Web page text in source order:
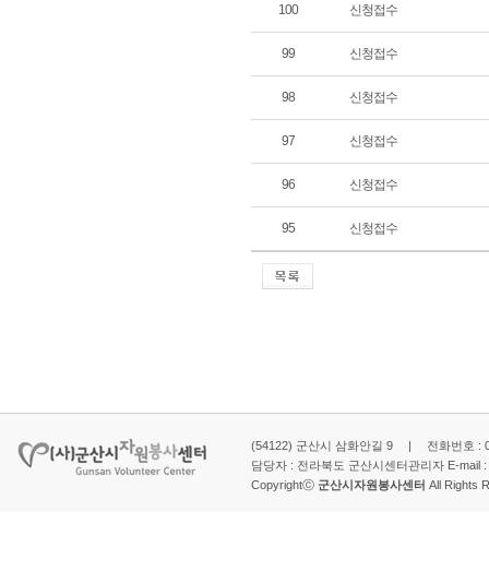
100 신청접수
99 신청접수
98 신청접수
97 신청접수
96 신청접수
95 신청접수
(54122) 군산시 삼화안길 9 | 전화번호 :
담당자 : 전라북도 군산시센터관리자 E-mail :
Copyrightⓒ 군산시자원봉사센터 All Rights